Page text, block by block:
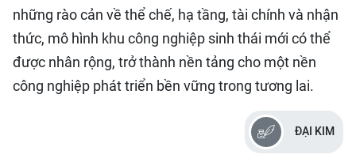
những rào cản về thể chế, hạ tầng, tài chính và nhận
thức, mô hình khu công nghiệp sinh thái mới có thể
được nhân rộng, trở thành nền tảng cho một nền
công nghiệp phát triển bền vững trong tương lai.
ĐẠI KIM